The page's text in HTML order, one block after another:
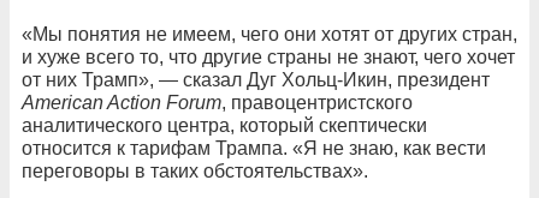
«Мы понятия не имеем, чего они хотят от других стран,
и хуже всего то, что другие страны не знают, чего хочет
от них Трамп», — сказал Дуг Хольц-Икин, президент
American Action Forum, правоцентристского
аналитического центра, который скептически
относится к тарифам Трампа. «Я не знаю, как вести
переговоры в таких обстоятельствах».